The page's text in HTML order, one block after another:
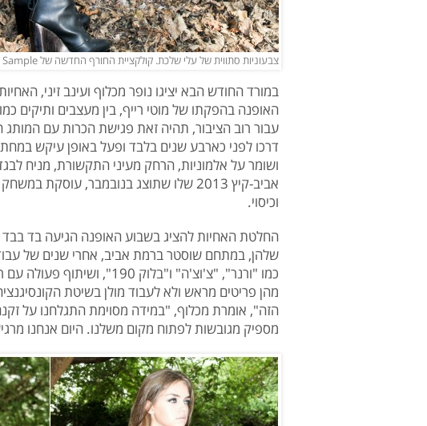
צבעוניות סתווית של עלי שלכת. קולקציית החורף החדשה של Sample | צילום: מירב בן לולו
האופנה בהפקתו של מוטי רייף, בין מעצבים ותיקים
עבור רוב הציבור, תהיה זאת פגישת הכרות עם המותג
דרכו לפני כארבע שנים בלבד ופעל באופן עיקש
ושומר על אלמוניות, הרחק מעיני התקשורת, מניח
אביב-קיץ 2013 שלו שתוצג בנובמבר,
וכיסוי.
החלטת האחיות להציג בשבוע האופנה הגיעה בד
שלהן, במתחם שוסטר ברמת אביב, אחרי שנים של
כמו "ורנר", "צ'וצ'ה" ו"בלוק
מהן פריטים מראש ולא לעבוד מולן בשיטת
הזה", אומרת מכלוף, "במידה מסוימת התגלחנו על
מספיק מגובשות לפתוח מקום משלנו. היום אנחנו